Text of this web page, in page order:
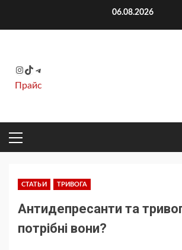
06.08.2026
Instagram
TikTok
Telegram
Прайс
ОСНОВНОЕ
МЕНЮ
СТАТЬИ ТРИВОГА
Антидепресанти та
потрібні вони?